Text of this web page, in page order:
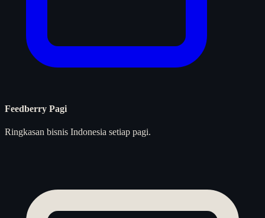
Feedberry Pagi
Ringkasan bisnis Indonesia setiap pagi.